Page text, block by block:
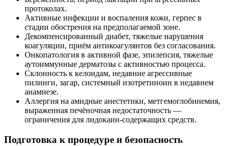
протоколах.
Активные инфекции и воспаления кожи, герпес в
стадии обострения на предполагаемой зоне.
Декомпенсированный диабет, тяжелые нарушения
коагуляции, приём антикоагулянтов без согласования.
Онкопатология в активной фазе, эпилепсия, тяжелые
аутоиммунные дерматозы с активностью процесса.
Склонность к келоидам, недавние агрессивные
пилинги, загар, системный изотретиноин в недавнем
анамнезе.
Аллергия на амидные анестетики, метгемоглобинемия,
выраженная печёночная недостаточность —
ограничения для лидокаин‑содержащих средств.
Подготовка к процедуре и безопасность